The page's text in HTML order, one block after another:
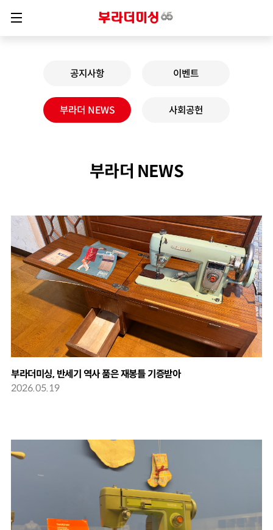
공지사항 이벤트
부라더 NEWS 사회공헌
부라더 NEWS
부라더미싱, 반세기 역사 품은 재봉틀 기증받아
2026.05.19